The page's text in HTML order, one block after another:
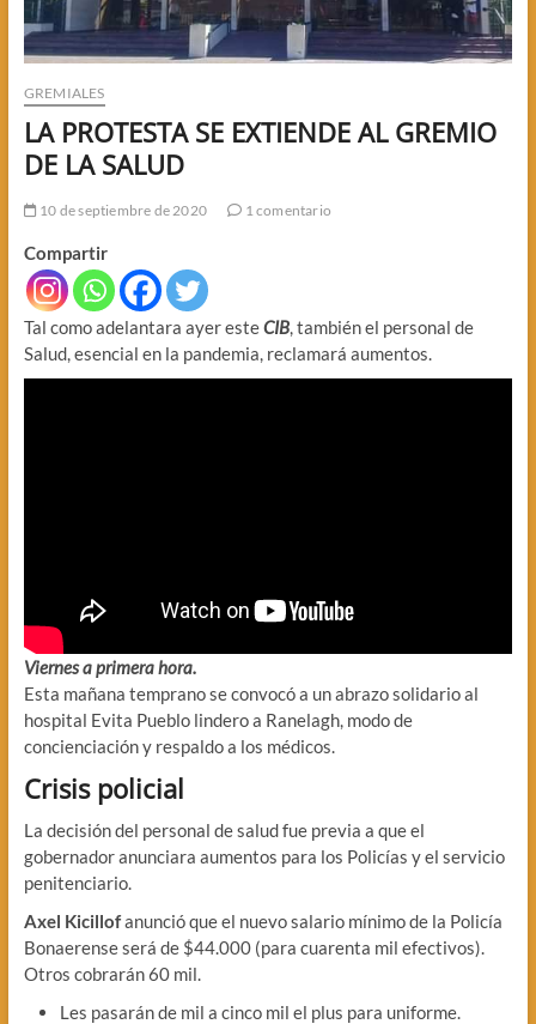
GREMIALES
LA PROTESTA SE EXTIENDE AL GREMIO
DE LA SALUD
10 de septiembre de 2020 1 comentario
Compartir
Tal como adelantara ayer esteCIB, también el personal de
Salud, esencial en la pandemia, reclamará aumentos.
Viernes a primera hora.
Esta mañana temprano se convocó a un abrazo solidario al
hospital Evita Pueblo lindero a Ranelagh, modo de
concienciación y respaldo a los médicos.
Crisis policial
La decisión del personal de salud fue previa a que el
gobernador anunciara aumentos para los Policías y el servicio
penitenciario.
Axel Kicillofanunció que el nuevo salario mínimo de la Policía
Bonaerense será de $44.000 (para cuarenta mil efectivos).
Otros cobrarán 60 mil.
Les pasarán de mil a cinco mil el plus para uniforme.